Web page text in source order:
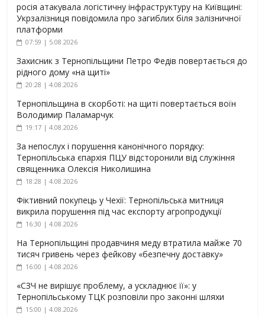
росія атакувала логістичну інфраструктуру на Київщині:
Укрзалізниця повідомила про загиблих біля залізничної
платформи
07:59 | 5.08.2026
Захисник з Тернопільщини Петро Федів повертається до
рідного дому «на щиті»
20:28 | 4.08.2026
Тернопільщина в скорботі: на щиті повертається воїн
Володимир Паламарчук
19:17 | 4.08.2026
За непослух і порушення канонічного порядку:
Тернопільська єпархія ПЦУ відсторонили від служіння
священника Олексія Николишина
18:28 | 4.08.2026
Фіктивний покупець у Чехії: Тернопільська митниця
викрила порушення під час експорту агропродукції
16:30 | 4.08.2026
На Тернопільщині продавчиня меду втратила майже 70
тисяч гривень через фейкову «безпечну доставку»
16:00 | 4.08.2026
«СЗЧ не вирішує проблему, а ускладнює її»: у
Тернопільському ТЦК розповіли про законні шляхи
15:00 | 4.08.2026